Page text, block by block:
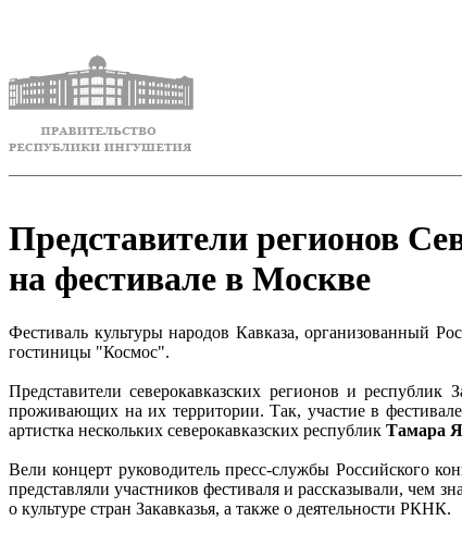
Представители регионов
на фестивале в Москве
Фестиваль культуры народов Кавказа, организованный
гостиницы "Космос".
Представители северокавказских регионов и
проживающих на их территории. Так, участие в
артистка нескольких северокавказских республик Тамара
Вели концерт руководитель пресс-службы Российского
представляли участников фестиваля и рассказывали, чем
о культуре стран Закавказья, а также о деятельности РКНК.